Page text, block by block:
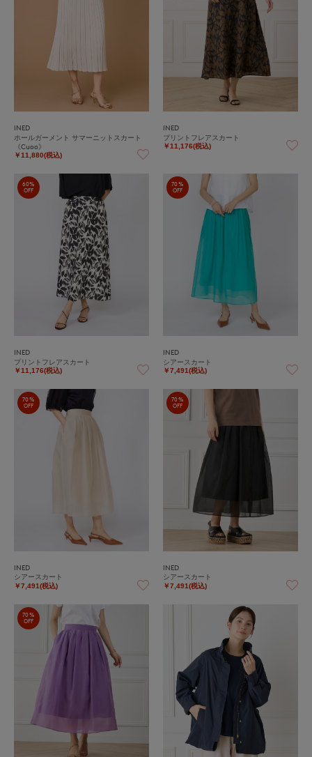
INED
ホールガーメント サマーニットスカート
《Cuoo》
￥11,880(税込)
INED
プリントフレアスカート
￥11,176(税込)
60%
OFF
INED
プリントフレアスカート
￥11,176(税込)
70%
OFF
INED
シアースカート
￥7,491(税込)
70%
OFF
INED
シアースカート
￥7,491(税込)
70%
OFF
INED
シアースカート
￥7,491(税込)
70%
OFF